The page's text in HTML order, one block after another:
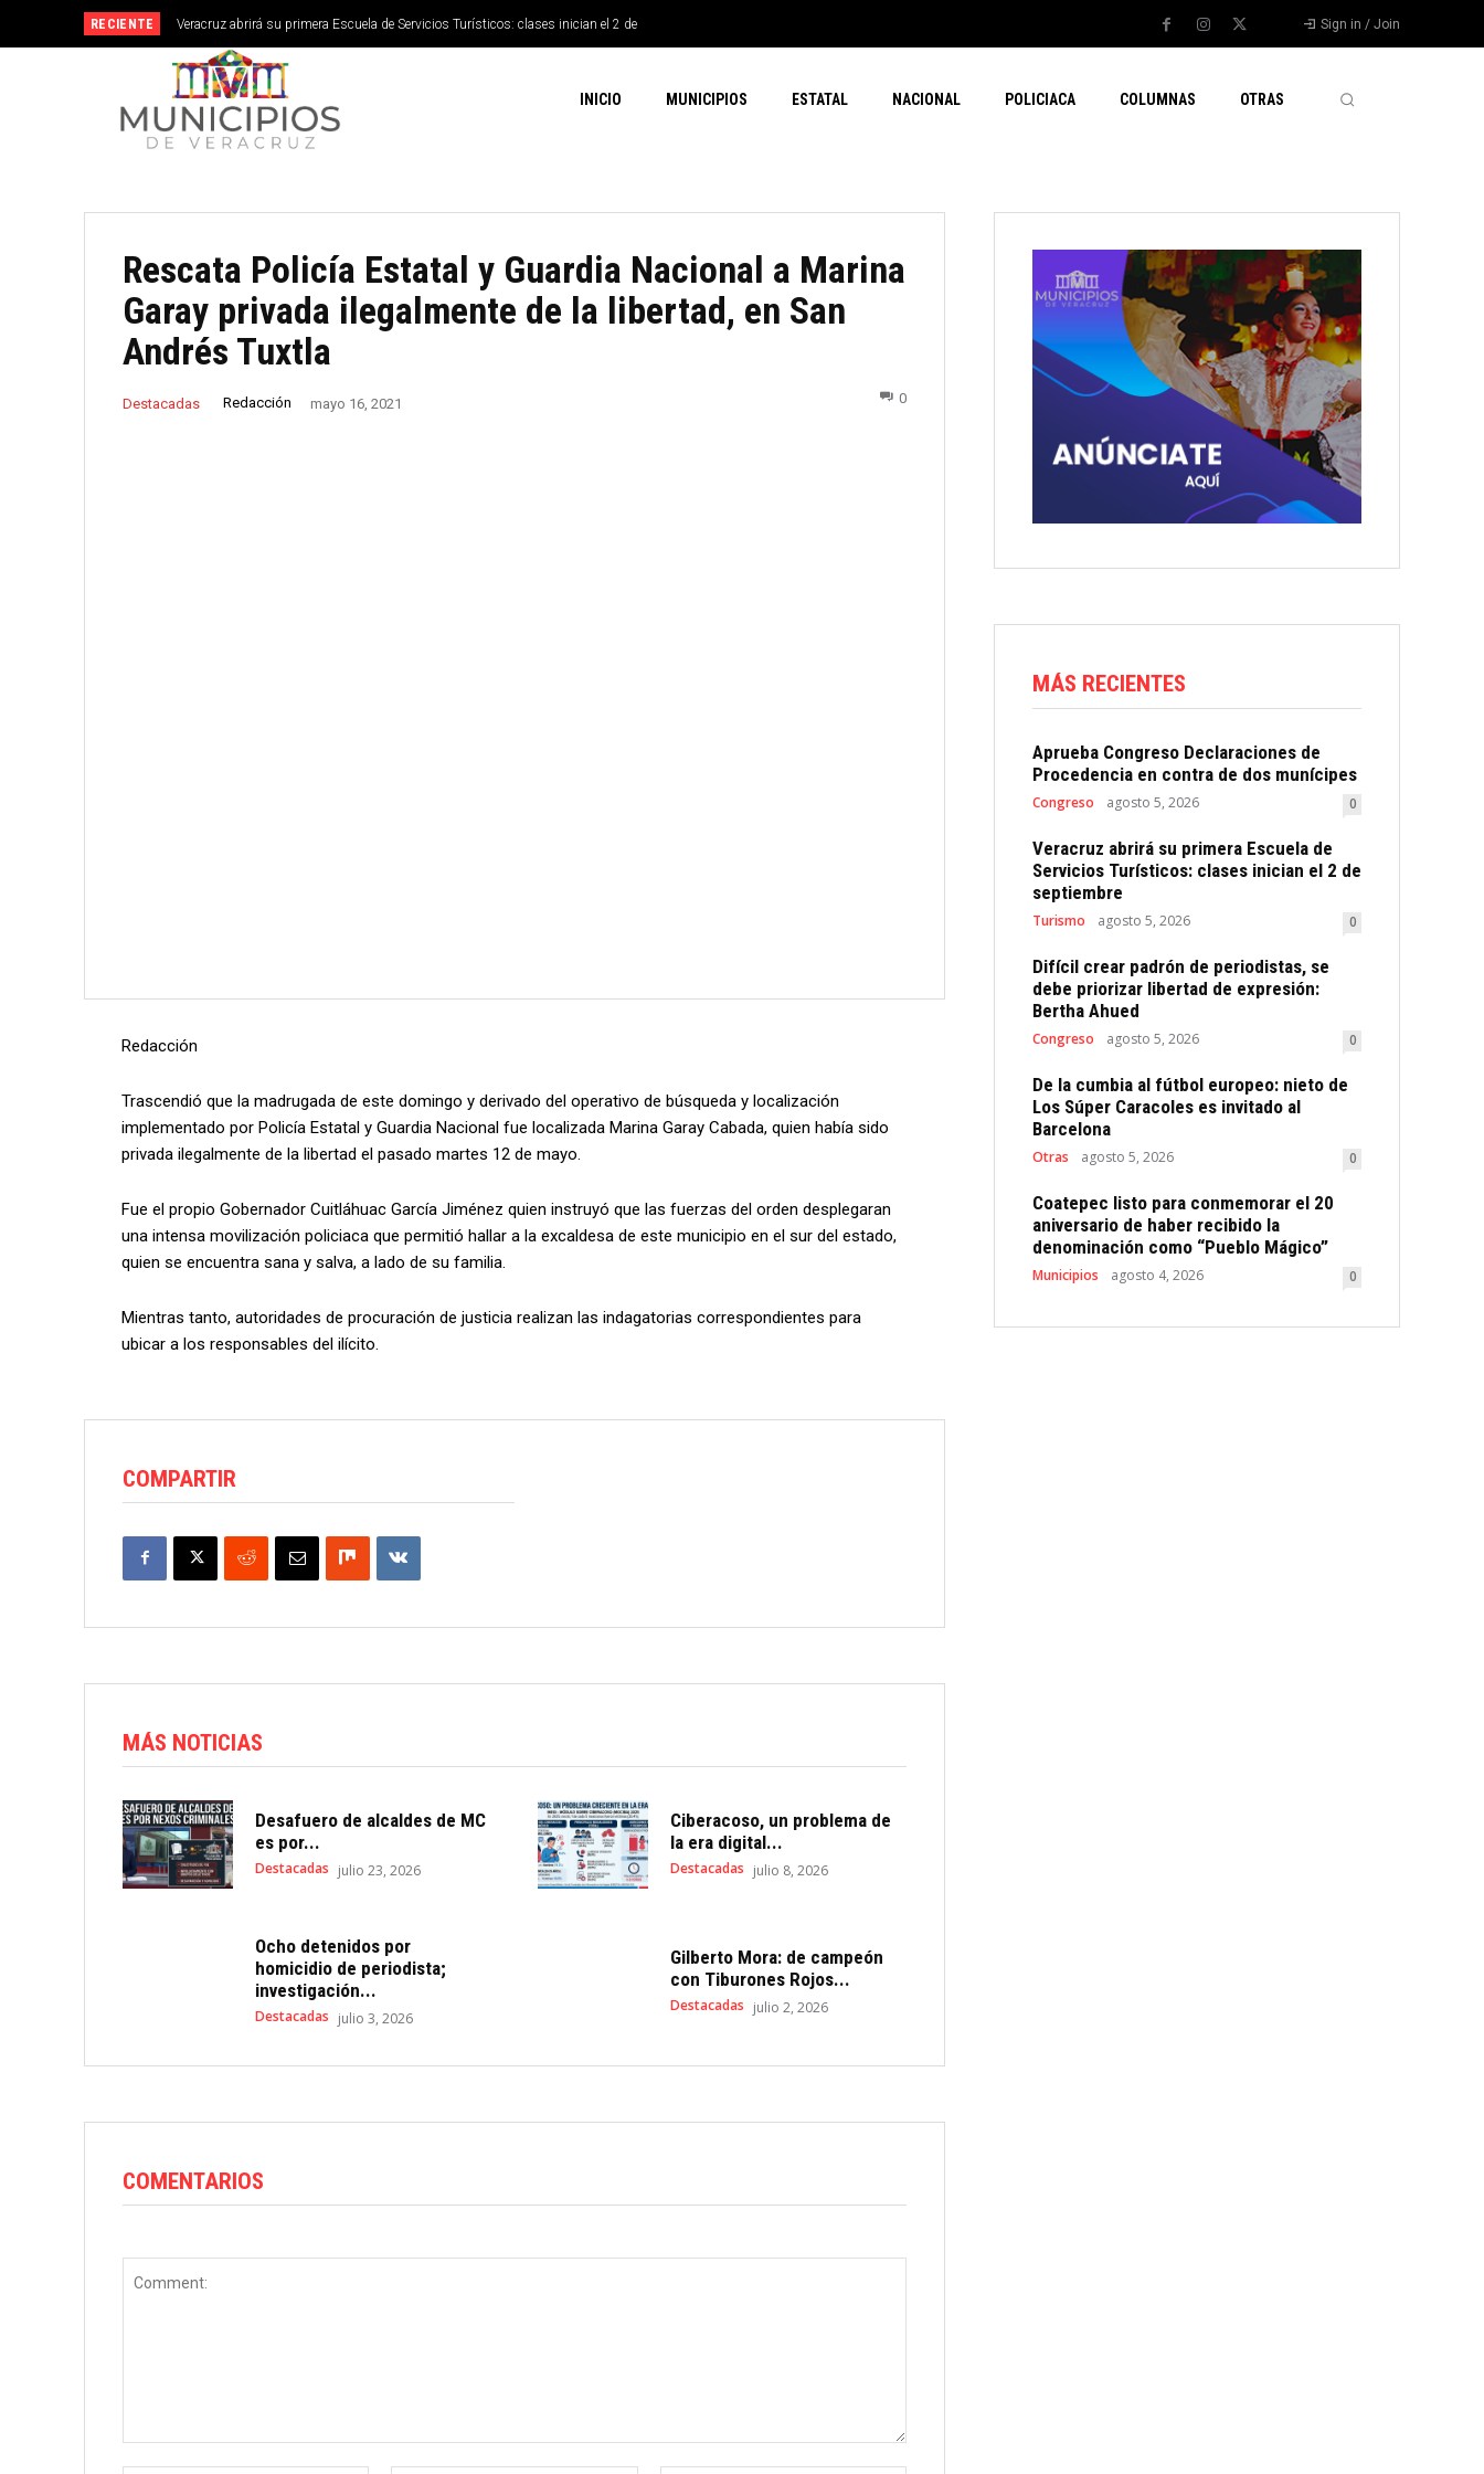
RECIENTE
Veracruz abrirá su primera Escuela de Servicios Turísticos: clases inician el 2 de
septiembre
Sign in / Join
INICIO MUNICIPIOS ESTATAL NACIONAL POLICIACA COLUMNAS OTRAS
Rescata Policía Estatal y Guardia Nacional a Marina
Garay privada ilegalmente de la libertad, en San
Andrés Tuxtla
Destacadas Redacción mayo 16, 2021 0
Redacción
Trascendió que la madrugada de este domingo y derivado del operativo de búsqueda y localización
implementado por Policía Estatal y Guardia Nacional fue localizada Marina Garay Cabada, quien había sido
privada ilegalmente de la libertad el pasado martes 12 de mayo.
Fue el propio Gobernador Cuitláhuac García Jiménez quien instruyó que las fuerzas del orden desplegaran
una intensa movilización policiaca que permitió hallar a la excaldesa de este municipio en el sur del estado,
quien se encuentra sana y salva, a lado de su familia.
Mientras tanto, autoridades de procuración de justicia realizan las indagatorias correspondientes para
ubicar a los responsables del ilícito.
COMPARTIR
MÁS NOTICIAS
Desafuero de alcaldes de MC
es por...
Destacadas julio 23, 2026
Ciberacoso, un problema de
la era digital...
Destacadas julio 8, 2026
Ocho detenidos por
homicidio de periodista;
investigación...
Destacadas julio 3, 2026
Gilberto Mora: de campeón
con Tiburones Rojos...
Destacadas julio 2, 2026
COMENTARIOS
MÁS RECIENTES
Aprueba Congreso Declaraciones de
Procedencia en contra de dos munícipes
Congreso agosto 5, 2026 0
Veracruz abrirá su primera Escuela de
Servicios Turísticos: clases inician el 2 de
septiembre
Turismo agosto 5, 2026 0
Difícil crear padrón de periodistas, se
debe priorizar libertad de expresión:
Bertha Ahued
Congreso agosto 5, 2026 0
De la cumbia al fútbol europeo: nieto de
Los Súper Caracoles es invitado al
Barcelona
Otras agosto 5, 2026 0
Coatepec listo para conmemorar el 20
aniversario de haber recibido la
denominación como “Pueblo Mágico”
Municipios agosto 4, 2026 0